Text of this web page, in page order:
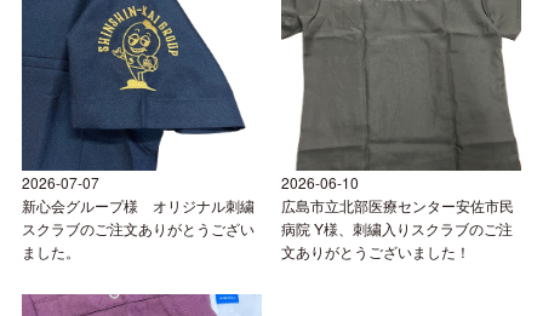
2026-07-07
新心会グループ様 オリジナル刺繍
スクラブのご注文ありがとうござい
ました。
2026-06-10
広島市立北部医療センター安佐市民
病院 Y様、刺繍入りスクラブのご注
文ありがとうございました！